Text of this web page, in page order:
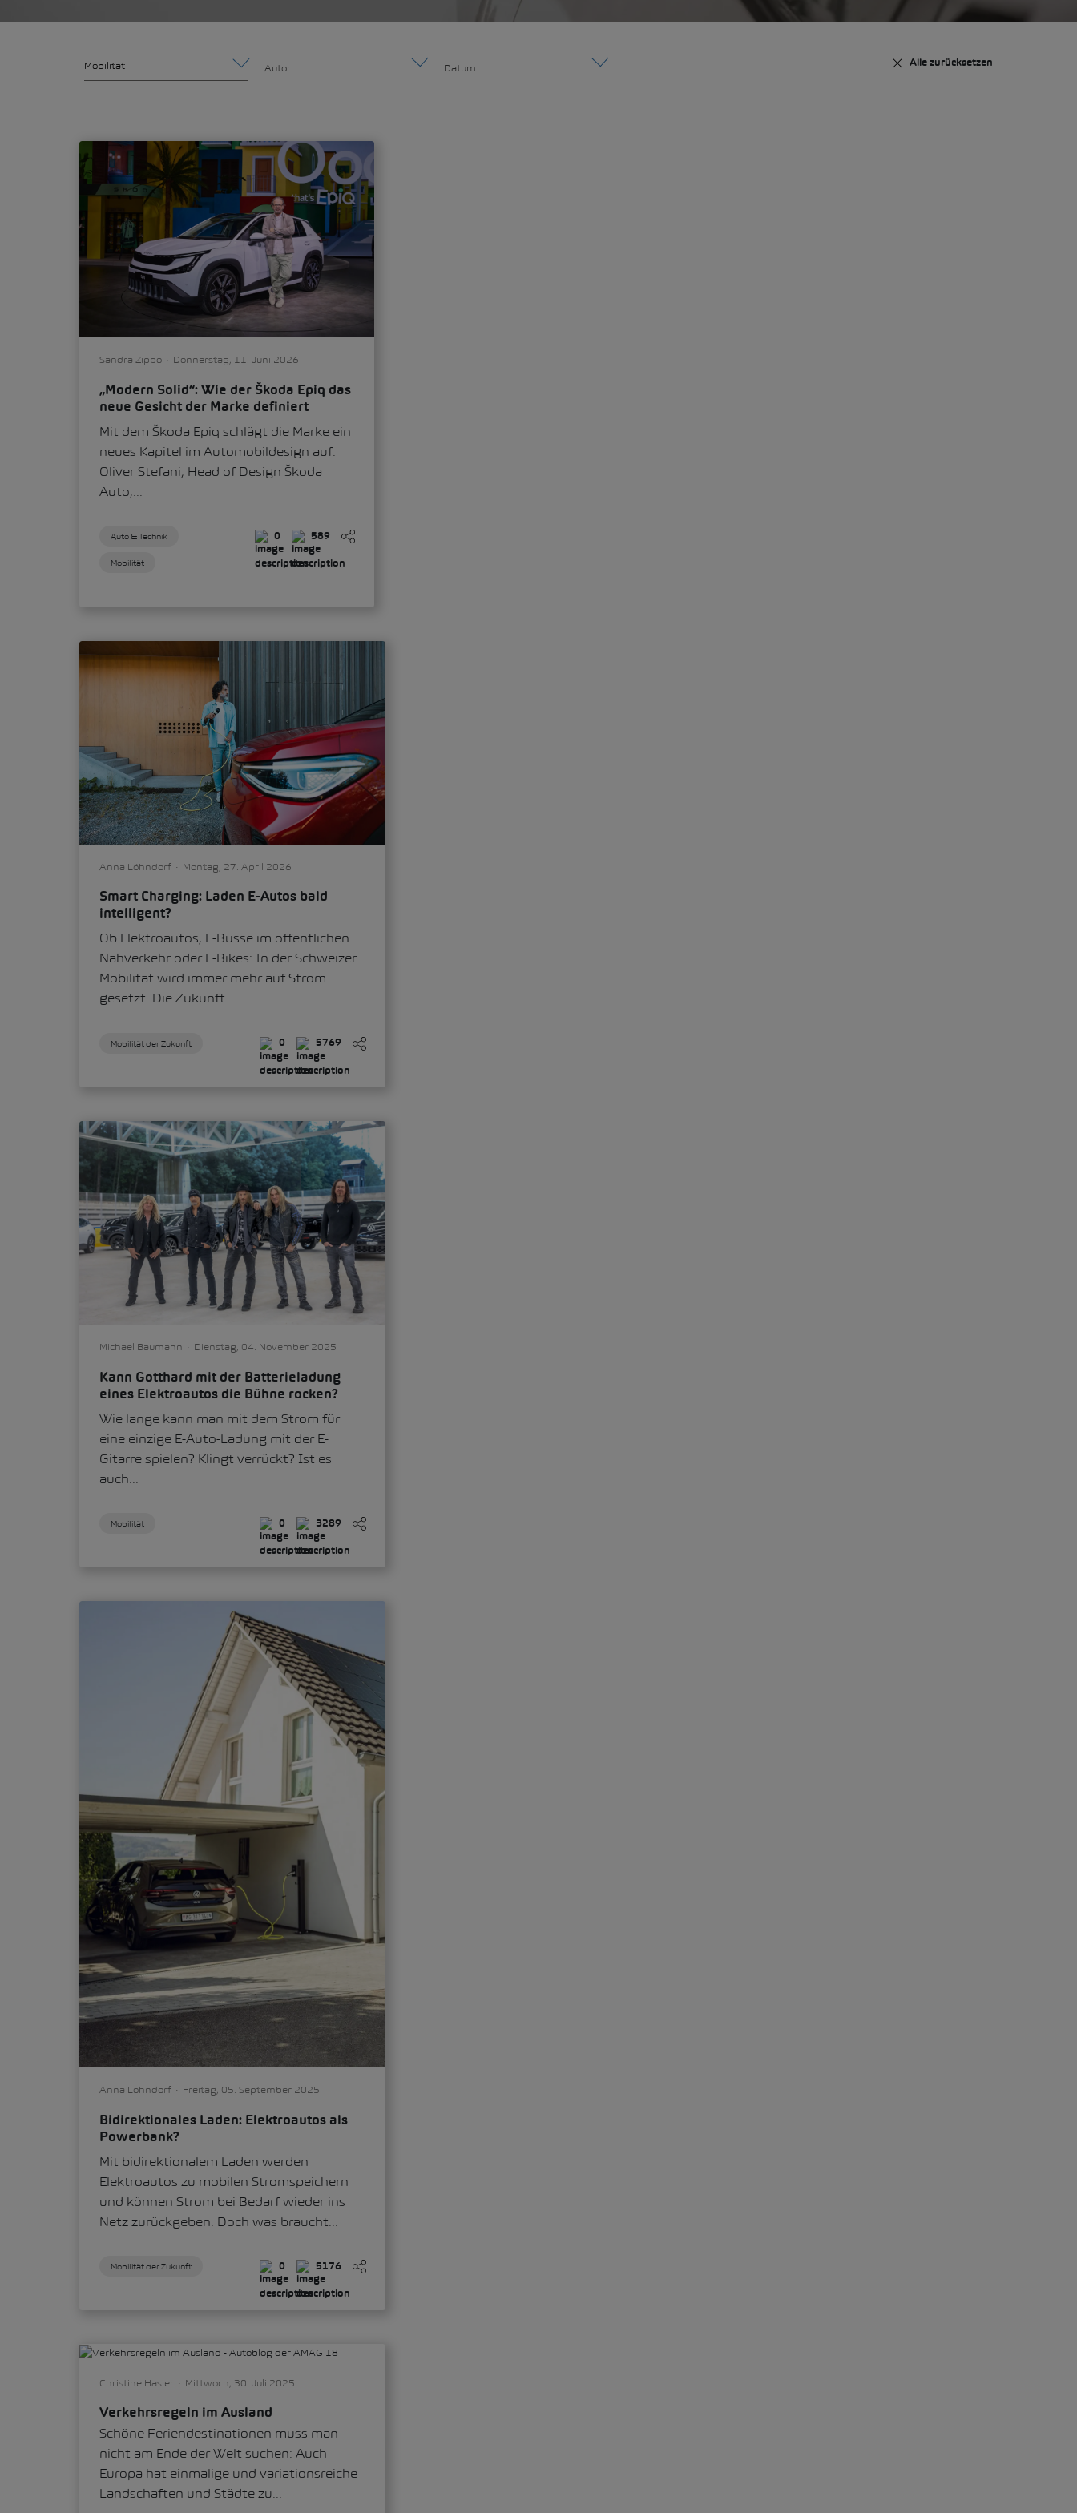
Mobilität Autor Datum Alle zurücksetzen
Sandra Zippo Donnerstag, 11. Juni 2026
„Modern Solid“: Wie der Škoda Epiq das
neue Gesicht der Marke definiert
Mit dem Škoda Epiq schlägt die Marke ein
neues Kapitel im Automobildesign auf.
Oliver Stefani, Head of Design Škoda
Auto,...
Auto & Technik
Mobilität
0 589
Anna Löhndorf Montag, 27. April 2026
Smart Charging: Laden E-Autos bald
intelligent?
Ob Elektroautos, E-Busse im öffentlichen
Nahverkehr oder E-Bikes: In der Schweizer
Mobilität wird immer mehr auf Strom
gesetzt. Die Zukunft...
Mobilität der Zukunft 0 5769
Michael Baumann Dienstag, 04. November 2025
Kann Gotthard mit der Batterieladung
eines Elektroautos die Bühne rocken?
Wie lange kann man mit dem Strom für
eine einzige E-Auto-Ladung mit der E-
Gitarre spielen? Klingt verrückt? Ist es
auch...
Mobilität 0 3289
Anna Löhndorf Freitag, 05. September 2025
Bidirektionales Laden: Elektroautos als
Powerbank?
Mit bidirektionalem Laden werden
Elektroautos zu mobilen Stromspeichern
und können Strom bei Bedarf wieder ins
Netz zurückgeben. Doch was braucht...
Mobilität der Zukunft 0 5176
Christine Hasler Mittwoch, 30. Juli 2025
Verkehrsregeln im Ausland
Schöne Feriendestinationen muss man
nicht am Ende der Welt suchen: Auch
Europa hat einmalige und variationsreiche
Landschaften und Städte zu...